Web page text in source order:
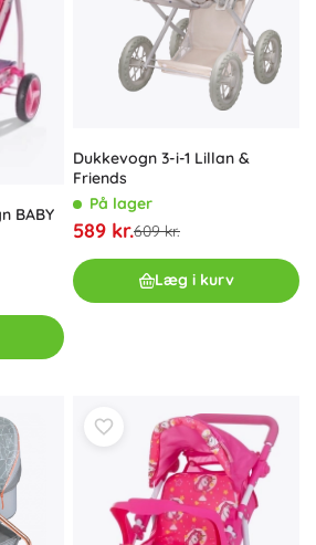
BABY
Dukkevogn 3-i-1 Lillan &
Friends
På lager
589 kr.609 kr.
Læg i kurv